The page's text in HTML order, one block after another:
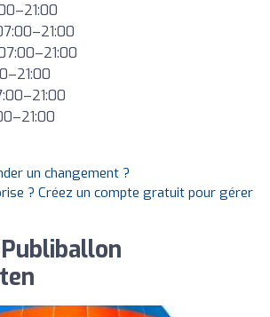
un changement ?
? Créez un compte gratuit pour gérer